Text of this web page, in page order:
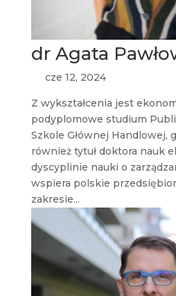
dr Agata
cze 12, 2024
Z wykształcenia jest
podyplomowe studium
Szkole Głównej Handlowej,
również tytuł doktora nauk
dyscyplinie nauki o
wspiera polskie
zakresie...